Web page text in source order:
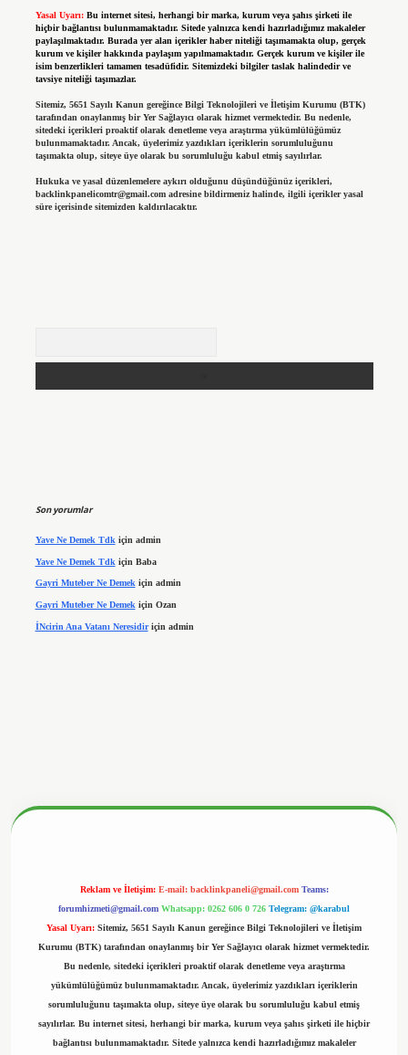
Yasal Uyarı: Bu internet sitesi, herhangi bir marka, kurum veya şahıs şirketi ile
hiçbir bağlantısı bulunmamaktadır. Sitede yalnızca kendi hazırladığımız makaleler
paylaşılmaktadır. Burada yer alan içerikler haber niteliği taşımamakta olup, gerçek
kurum ve kişiler hakkında paylaşım yapılmamaktadır. Gerçek kurum ve kişiler ile
isim benzerlikleri tamamen tesadüfidir. Sitemizdeki bilgiler taslak halindedir ve
tavsiye niteliği taşımazlar.
Sitemiz, 5651 Sayılı Kanun gereğince Bilgi Teknolojileri ve İletişim Kurumu (BTK)
tarafından onaylanmış bir Yer Sağlayıcı olarak hizmet vermektedir. Bu nedenle,
sitedeki içerikleri proaktif olarak denetleme veya araştırma yükümlülüğümüz
bulunmamaktadır. Ancak, üyelerimiz yazdıkları içeriklerin sorumluluğunu
taşımakta olup, siteye üye olarak bu sorumluluğu kabul etmiş sayılırlar.
Hukuka ve yasal düzenlemelere aykırı olduğunu düşündüğünüz içerikleri,
backlinkpanelicomtr@gmail.comadresine bildirmeniz halinde, ilgili içerikler yasal
süre içerisinde sitemizden kaldırılacaktır.
Son yorumlar
Yave Ne Demek Tdk için admin
Yave Ne Demek Tdk için Baba
Gayri Muteber Ne Demekiçin admin
Gayri Muteber Ne Demek için Ozan
İNcirin Ana Vatanı Neresidiriçin admin
Reklam ve İletişim: E-mail: backlinkpaneli@gmail.com Teams:
forumhizmeti@gmail.com Whatsapp: 0262 606 0 726 Telegram: @karabul
Yasal Uyarı: Sitemiz, 5651 Sayılı Kanun gereğince Bilgi Teknolojileri ve İletişim
Kurumu (BTK) tarafından onaylanmış bir Yer Sağlayıcı olarak hizmet vermektedir.
Bu nedenle, sitedeki içerikleri proaktif olarak denetleme veya araştırma
yükümlülüğümüz bulunmamaktadır. Ancak, üyelerimiz yazdıkları içeriklerin
sorumluluğunu taşımakta olup, siteye üye olarak bu sorumluluğu kabul etmiş
sayılırlar. Bu internet sitesi, herhangi bir marka, kurum veya şahıs şirketi ile hiçbir
bağlantısı bulunmamaktadır. Sitede yalnızca kendi hazırladığımız makaleler